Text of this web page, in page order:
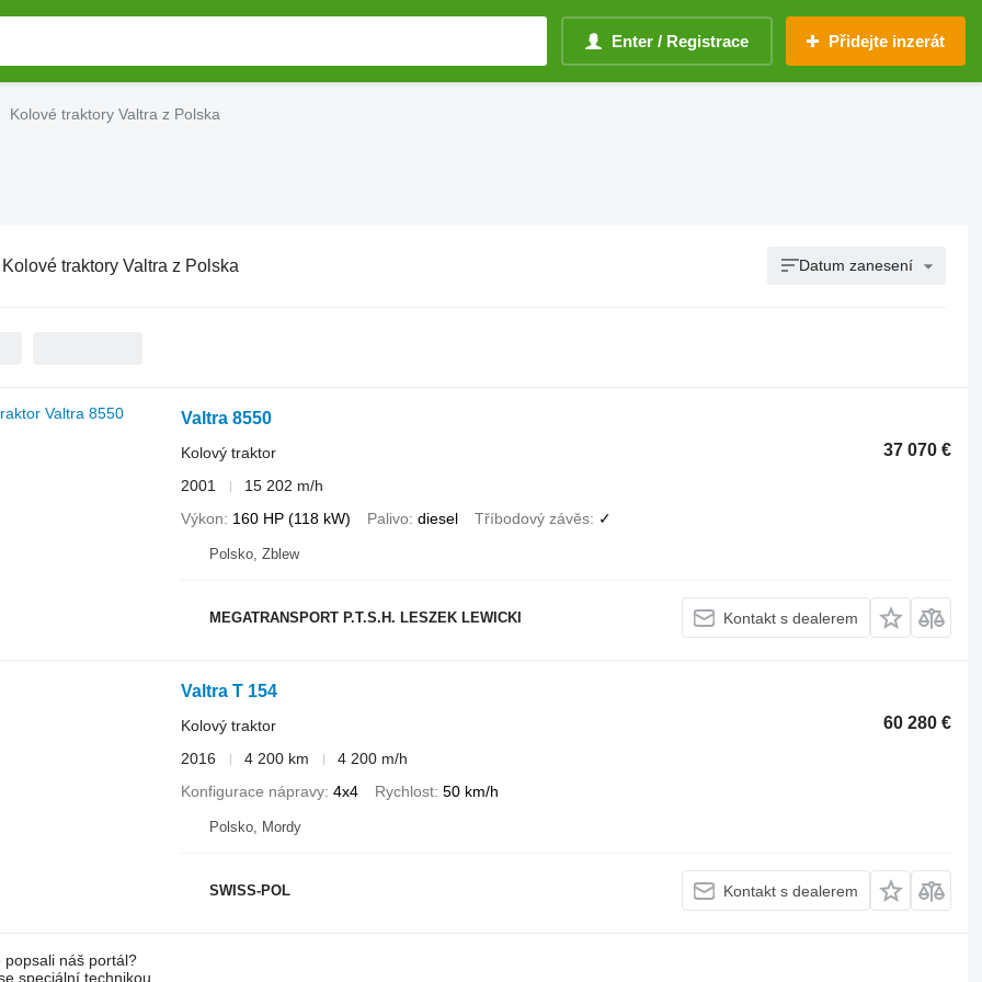
Enter / Registrace Přidejte inzerát
Kolové traktory Valtra z Polska
Kolové traktory Valtra z Polska Datum zanesení
Valtra 8550
37 070 €
Kolový traktor
2001
15 202 m/h
Výkon
160 HP (118 kW) Palivo diesel Tříbodový závěs ✓
Polsko, Zblew
MEGATRANSPORT P.T.S.H. LESZEK LEWICKI Kontakt s dealerem
Valtra T 154
60 280 €
Kolový traktor
2016
4 200 km
4 200 m/h
Konfigurace nápravy 4x4 Rychlost 50 km/h
Polsko, Mordy
SWISS-POL Kontakt s dealerem
náš portál?
speciální technikou